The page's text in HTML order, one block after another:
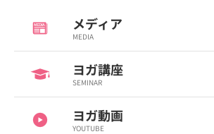
メディア
MEDIA
ヨガ講座
SEMINAR
ヨガ動画
YOUTUBE